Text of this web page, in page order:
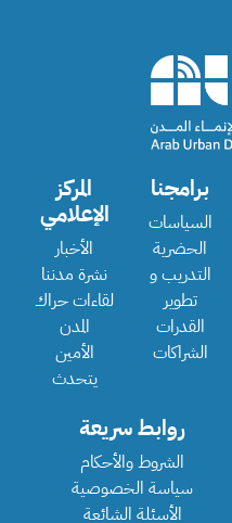
برامجنا
السياسات
الحضرية
التدريب و
تطوير
القدرات
الشراكات
المركز
الإعلامي
الأخبار
نشرة مدننا
لقاءات حراك
المدن
الأمين
يتحدث
روابط سريعة
الشروط والأحكام
سياسة الخصوصية
الأسئلة الشائعة